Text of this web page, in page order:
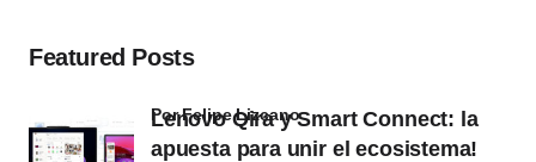
Featured Posts
Lenovo Qira y Smart Connect: la
apuesta para unir el ecosistema!
por Felipe Lizcano